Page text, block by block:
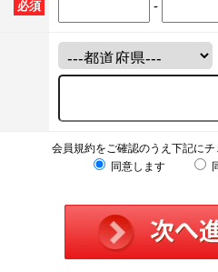
必須 -
会員規約をご確認のうえ下記にチ
同意します